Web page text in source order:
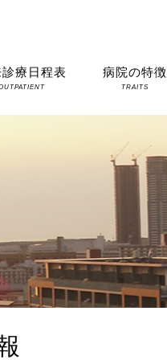
病院の特徴
TRAITS
療日程表